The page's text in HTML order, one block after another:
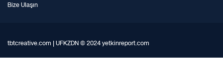
Bize Ulaşın
tbtcreative.com | UFKZDN © 2024 yetkinreport.com